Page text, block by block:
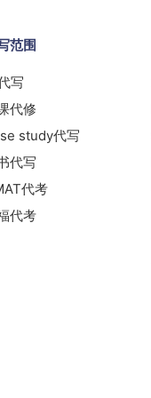
范围
写
代修
study代写
代写
代考
代考